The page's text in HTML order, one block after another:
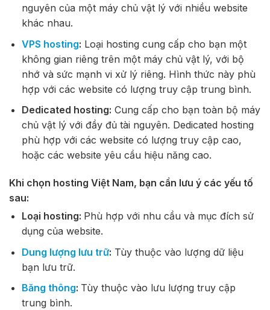
nguyên của một máy chủ vật lý với nhiều website
khác nhau.
VPS hosting: Loại hosting cung cấp cho bạn một
không gian riêng trên một máy chủ vật lý, với bộ
nhớ và sức mạnh vi xử lý riêng. Hình thức này phù
hợp với các website có lượng truy cập trung bình.
Dedicated hosting: Cung cấp cho bạn toàn bộ máy
chủ vật lý với đầy đủ tài nguyên. Dedicated hosting
phù hợp với các website có lượng truy cập cao,
hoặc các website yêu cầu hiệu năng cao.
Khi chọn hosting Việt Nam, bạn cần lưu ý các yếu tố
sau:
Loại hosting: Phù hợp với nhu cầu và mục đích sử
dụng của website.
Dung lượng lưu trữ: Tùy thuộc vào lượng dữ liệu
bạn lưu trữ.
Băng thông: Tùy thuộc vào lưu lượng truy cập
trung bình.